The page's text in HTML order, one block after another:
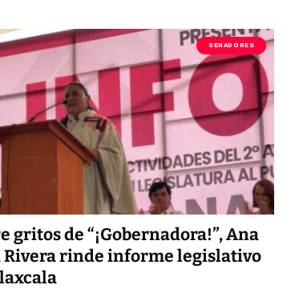
SENADORES
gritos de “¡Gobernadora!”, Ana
rinde informe legislativo